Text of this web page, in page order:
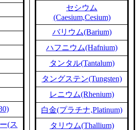
(ス
セシウム
(Caesium,Cesium)
バリウム(Barium)
ハフニウム(Hafnium)
タンタル(Tantalum)
タングステン(Tungsten)
レニウム(Rhenium)
白金(プラチナ,Platinum)
タリウム(Thallium)